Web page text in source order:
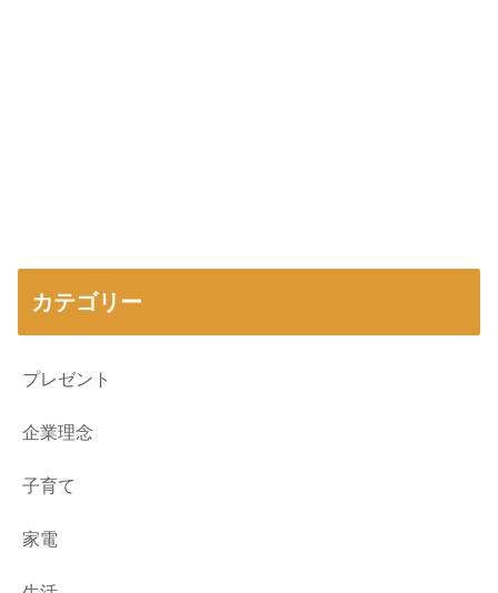
カテゴリー
プレゼント
企業理念
子育て
家電